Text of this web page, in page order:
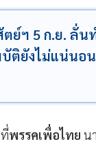
สัตย์ฯ 5 ก.ย.
ยังไม่แน่นอน
พรรคเพื่อไทย น